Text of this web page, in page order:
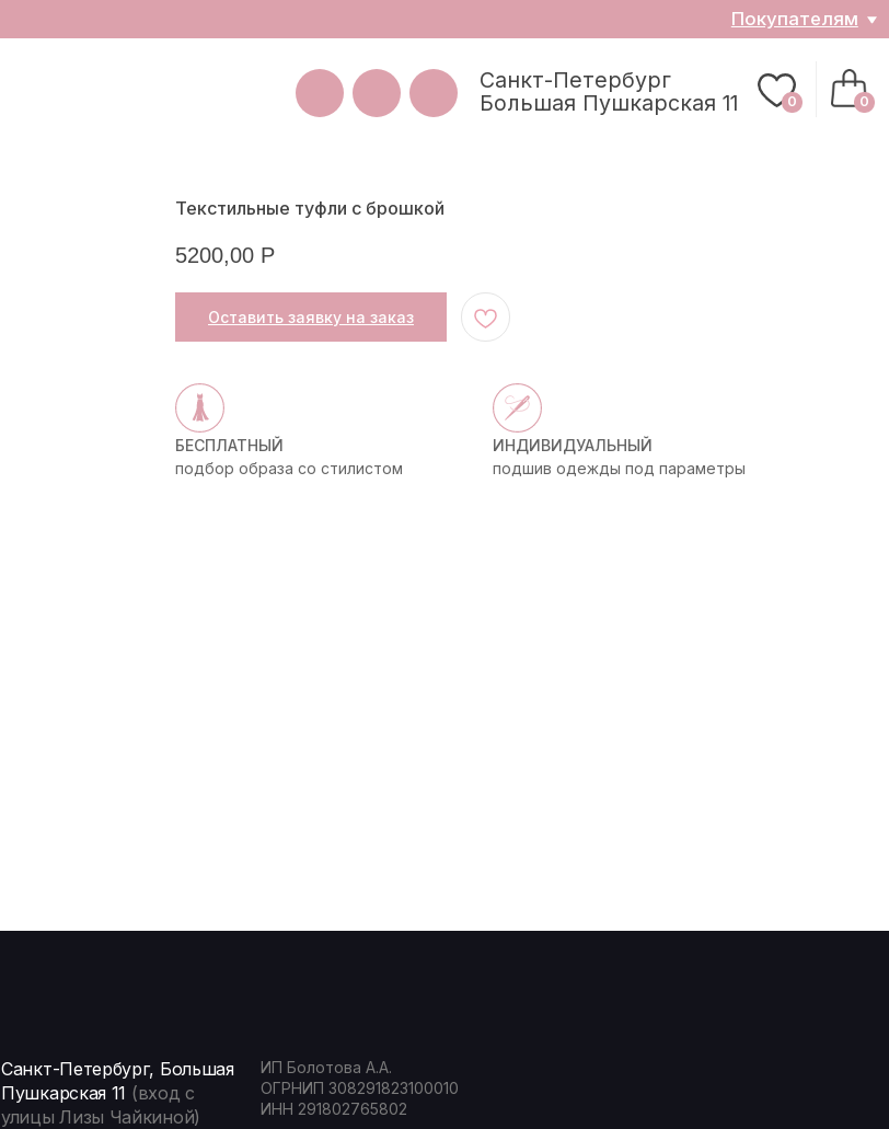
0
Большая Пушкарская 11
Текстильные туфли с брошкой
5200,00 Р
Оставить заявку на заказ
БЕСПЛАТНЫЙ
подбор образа со стилистом
ИНДИВИДУАЛЬНЫЙ
подшив одежды под параметры
ИП Болотова А.А.
ОГРНИП 308291823100010
ИНН 291802765802
Санкт-Петербург, Большая
Пушкарская 11 (вход с
улицы Лизы Чайкиной)